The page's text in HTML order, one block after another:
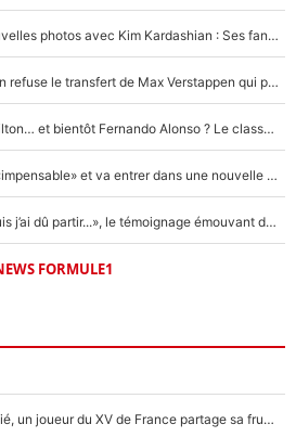
Lewis Hamilton poste de nouvelles photos avec Kim Kardashian : Ses fans le voient déjà redevenir champion du monde de F1 grâce à elle !
F1 - Une légende de McLaren refuse le transfert de Max Verstappen qui pourrait «faire des vagues» et plomber l'ambiance dans l'équipe
Max Verstappen, Lewis Hamilton… et bientôt Fernando Alonso ? Le classement des pilotes les mieux payés en Formule 1 risque de changer !
F1 - Alpine signe un accord «impensable» et va entrer dans une nouvelle dimension : Grande nouvelle pour Pierre Gasly !
F1 : « Je lui ai fait un câlin, puis j’ai dû partir...», le témoignage émouvant de Max Verstappen sur sa fille
FORMULE1
Mis de côté par Fabien Galthié, un joueur du XV de France partage sa frustration : «ils ne me l’ont pas dit tout de suite»